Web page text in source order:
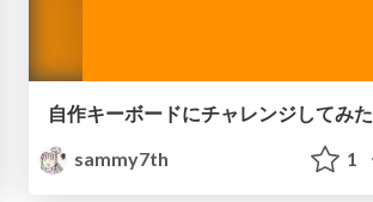
自作キーボードにチャレンジしてみた
sammy7th
1